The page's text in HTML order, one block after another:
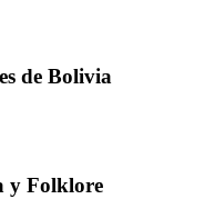
de Bolivia
y Folklore